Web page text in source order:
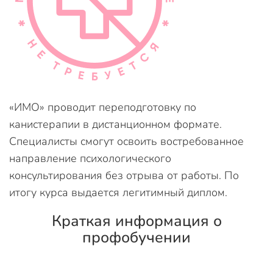
«ИМО» проводит переподготовку по
канистерапии в дистанционном формате.
Специалисты смогут освоить востребованное
направление психологического
консультирования без отрыва от работы. По
итогу курса выдается легитимный диплом.
Краткая информация о
профобучении